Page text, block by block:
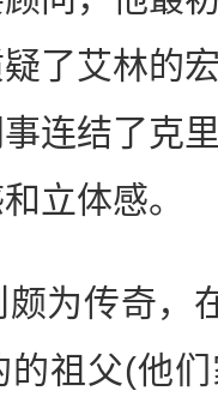
了艾林的
连结了克
立体感。
传奇，
的祖父(他